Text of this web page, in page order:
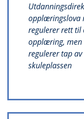
opplæringslova
regulerer rett til
opplæring, men
regulerer tap
skuleplassen